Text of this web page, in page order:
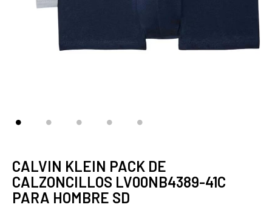
CALVIN KLEIN PACK DE
CALZONCILLOS LV00NB4389-41C
PARA HOMBRE SD